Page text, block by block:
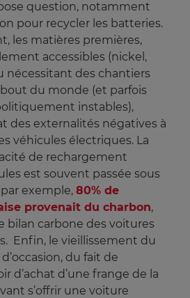
question, notamment
pour recycler les batteries.
les matières premières,
accessibles (nickel,
nécessitant des chantiers
bout du monde (et parfois
instables),
des externalités négatives à
véhicules électriques. La
de rechargement
est souvent passée sous
par exemple, 80% de
provenait du charbon,
bilan carbone des voitures
Enfin, le vieillissement du
du fait de
d’achat d’une frange de la
s’offrir une voiture